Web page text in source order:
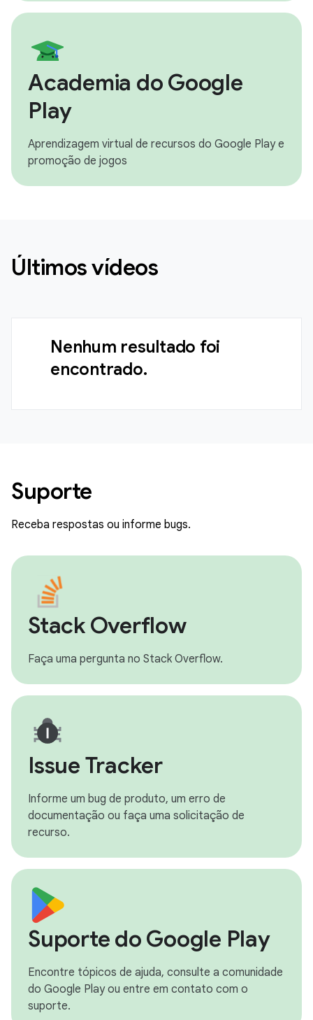
Academia do Google
Play
Aprendizagem virtual de recursos do Google Play e
promoção de jogos
Últimos vídeos
Nenhum resultado foi
encontrado.
Suporte
Receba respostas ou informe bugs.
Stack Overflow
Faça uma pergunta no Stack Overflow.
Issue Tracker
Informe um bug de produto, um erro de
documentação ou faça uma solicitação de
recurso.
Suporte do Google Play
Encontre tópicos de ajuda, consulte a comunidade
do Google Play ou entre em contato com o
suporte.